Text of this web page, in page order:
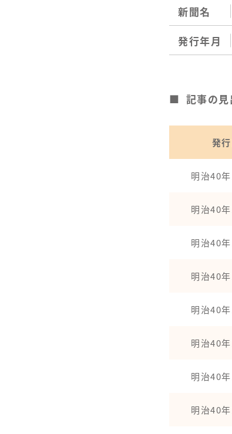
新聞名
発行年月
記事の
発
明治40
明治40
明治40
明治40
明治40
明治40
明治40
明治40